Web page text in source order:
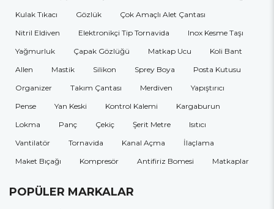
Kulak Tıkacı
Gözlük
Çok Amaçlı Alet Çantası
Nitril Eldiven
Elektronikçi Tip Tornavida
Inox Kesme Taşı
Yağmurluk
Çapak Gözlüğü Matkap Ucu
Koli Bant
Allen
Mastik Silikon Sprey Boya
Posta Kutusu
Organizer
Takım Çantası Merdiven
Yapıştırıcı
Pense
Yan Keski Kontrol Kalemi
Kargaburun
Lokma
Panç Çekiç Şerit Metre
Isıtıcı
Vantilatör
Tornavida Kanal Açma
İlaçlama
Maket Bıçağı
Kompresör Antifiriz Bomesi Matkaplar
POPÜLER MARKALAR